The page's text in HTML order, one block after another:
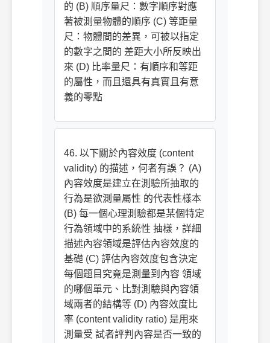
的 (B) 順序量尺：數字順序對應
著被測量物體的順序 (C) 等距量
尺：物體間的差異，可被以指定
的數字之間的 差距大小所反映出
來 (D) 比率量尺：有順序和等距
的屬性，而且還具有真實且有意
義的零點
46. 以下關於內容效度 (content
validity) 的描述，何者有誤？ (A)
內容效度是建立在測驗所抽取的
行為是欲測量屬性 的代表性樣本
(B) 每一個心理測驗都是某個特定
行為領域中的系統性 抽樣，詳細
描述內容領域是評估內容效度的
基礎 (C) 評估內容效度包含決定
每個題目究竟是測量到內容 領域
的哪個單元、比對測驗與內容領
域兩者的結構等 (D) 內容效度比
率 (content validity ratio) 是用來
測量受 試者評判內容是否一致的